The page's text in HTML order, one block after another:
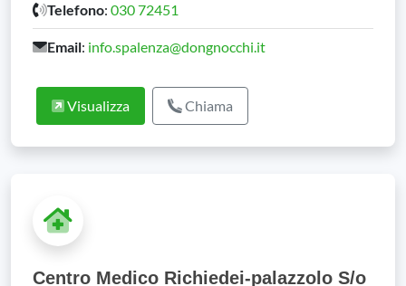
Telefono: 030 72451
Email: info.spalenza@dongnocchi.it
Visualizza Chiama
Centro Medico Richiedei-palazzolo S/o